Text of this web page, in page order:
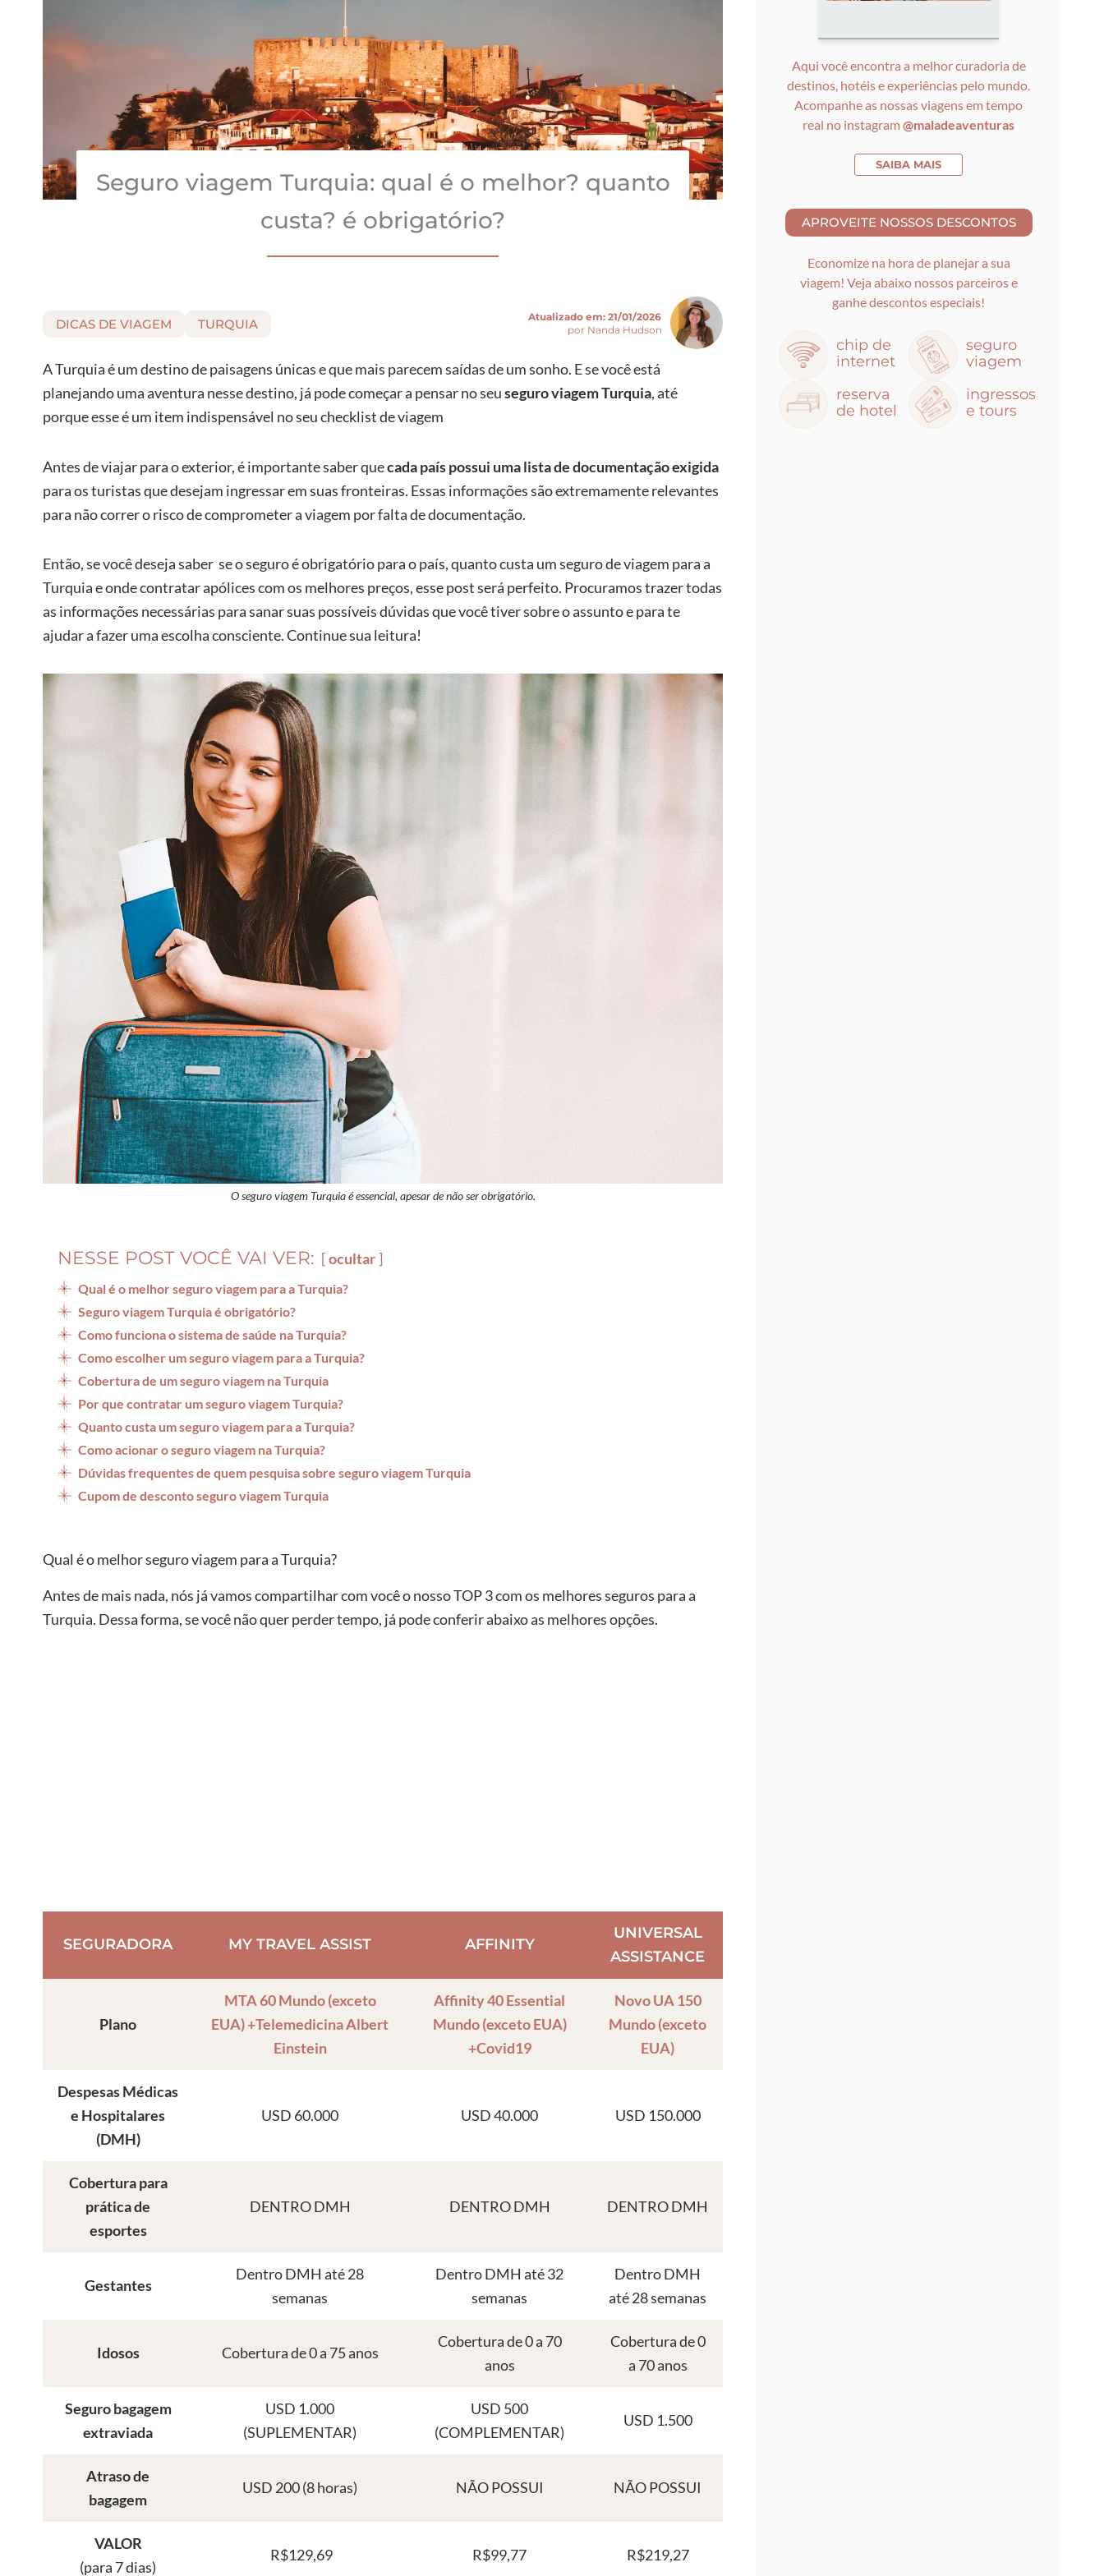
Seguro viagem Turquia: qual é o melhor? quanto
custa? é obrigatório?
DICAS DE VIAGEM TURQUIA Atualizado em: 21/01/2026
por Nanda Hudson
A Turquia é um destino de paisagens únicas e que mais parecem saídas de um sonho. E se você está
planejando uma aventura nesse destino, já pode começar a pensar no seuseguro viagem Turquia, até
porque esse é um item indispensável no seu checklist de viagem
Antes de viajar para o exterior, é importante saber quecada país possui uma lista de documentação exigida
para os turistas que desejam ingressar em suas fronteiras. Essas informações são extremamente relevantes
para não correr o risco de comprometer a viagem por falta de documentação.
Então, se você deseja saber se o seguro é obrigatório para o país, quanto custa um seguro de viagem para a
Turquia e onde contratar apólices com os melhores preços, esse post será perfeito. Procuramos trazer todas
as informações necessárias para sanar suas possíveis dúvidas que você tiver sobre o assunto e para te
ajudar a fazer uma escolha consciente. Continue sua leitura!
O seguro viagem Turquia é essencial, apesar de não ser obrigatório.
NESSE POST VOCÊ VAI VER: ocultar
Qual é o melhor seguro viagem para a Turquia?
Seguro viagem Turquia é obrigatório?
Como funciona o sistema de saúde na Turquia?
Como escolher um seguro viagem para a Turquia?
Cobertura de um seguro viagem na Turquia
Por que contratar um seguro viagem Turquia?
Quanto custa um seguro viagem para a Turquia?
Como acionar o seguro viagem na Turquia?
Dúvidas frequentes de quem pesquisa sobre seguro viagem Turquia
Cupom de desconto seguro viagem Turquia
Qual é o melhor seguro viagem para a Turquia?
Antes de mais nada, nós já vamos compartilhar com você o nosso TOP 3 com os melhores seguros para a
Turquia. Dessa forma, se você não quer perder tempo, já pode conferir abaixo as melhores opções.
SEGURADORA MY TRAVEL ASSIST AFFINITY
UNIVERSAL
ASSISTANCE
Plano
MTA 60 Mundo (exceto
EUA) +Telemedicina Albert
Einstein
Affinity 40 Essential
Mundo (exceto EUA)
+Covid19
Novo UA 150
Mundo (exceto
EUA)
Despesas Médicas
e Hospitalares
(DMH)
USD 60.000 USD 40.000 USD 150.000
Cobertura para
prática de
esportes
DENTRO DMH DENTRO DMH DENTRO DMH
Gestantes
Dentro DMH até 28
semanas
Dentro DMH até 32
semanas
Dentro DMH
até 28 semanas
Idosos Cobertura de 0 a 75 anos
Cobertura de 0 a 70
anos
Cobertura de 0
a 70 anos
Seguro bagagem
extraviada
USD 1.000
(SUPLEMENTAR)
USD 500
(COMPLEMENTAR)
USD 1.500
Atraso de
bagagem
USD 200 (8 horas) NÃO POSSUI NÃO POSSUI
VALOR
(para 7 dias)
R$129,69 R$99,77 R$219,27
Aqui você encontra a melhor curadoria de
destinos, hotéis e experiências pelo mundo.
Acompanhe as nossas viagens em tempo
real no instagram@maladeaventuras
SAIBA MAIS
Economize na hora de planejar a sua
viagem! Veja abaixo nossos parceiros e
ganhe descontos especiais!
chip de
internet
seguro
viagem
reserva
de hotel
ingressos
e tours